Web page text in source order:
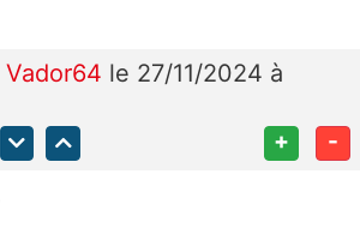
Vador64 le 27/11/2024 à
+ -